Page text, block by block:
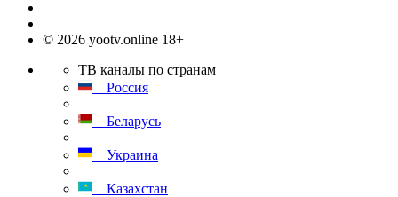
© 2026 yootv.online 18+
ТВ каналы по странам
Россия
Беларусь
Украина
Казахстан